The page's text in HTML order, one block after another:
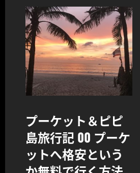
プーケット＆ピピ
島旅行記 00 プーケ
ットへ格安という